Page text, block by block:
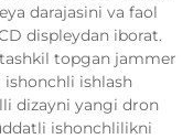
darajasini va faol
displeydan iborat.
topgan jammer
ishlash
dizayni yangi dron
ishonchlilikni